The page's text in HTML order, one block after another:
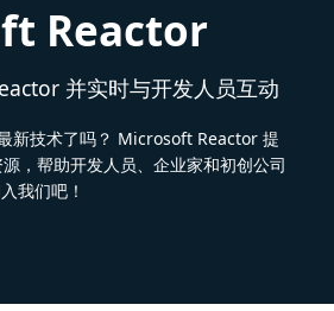
Reactor
并实时与开发人员互动
新技术了吗？ Microsoft Reactor 提
，帮助开发人员、企业家和初创公司
我们吧！